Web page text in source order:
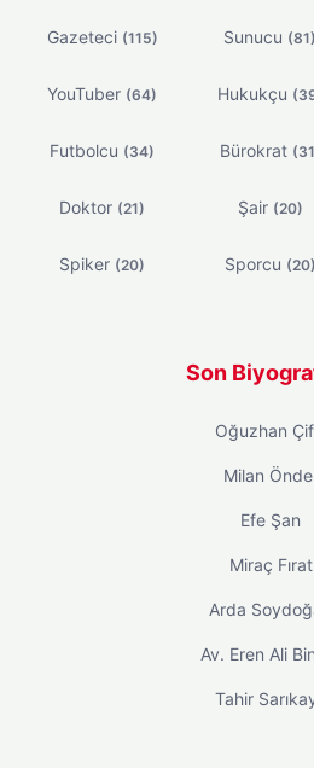
Gazeteci (115) Sunucu (81)
YouTuber (64) Hukukçu
Futbolcu (34) Bürokrat
Doktor (21) Şair (20)
Spiker (20) Sporcu (20)
Son
Oğuzhan
Milan
Efe Şan
Miraç Fırat
Arda
Av. Eren Ali
Tahir